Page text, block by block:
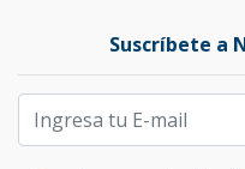
Suscríbete a